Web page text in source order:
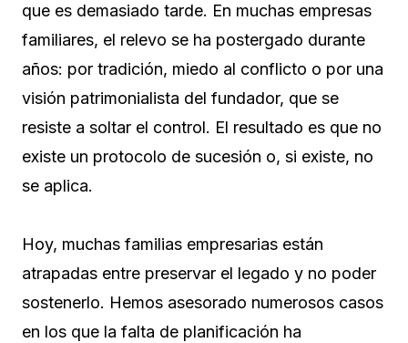
que es demasiado tarde. En muchas empresas
familiares, el relevo se ha postergado durante
años: por tradición, miedo al conflicto o por una
visión patrimonialista del fundador, que se
resiste a soltar el control. El resultado es que no
existe un protocolo de sucesión o, si existe, no
se aplica.
Hoy, muchas familias empresarias están
atrapadas entre preservar el legado y no poder
sostenerlo. Hemos asesorado numerosos casos
en los que la falta de planificación ha